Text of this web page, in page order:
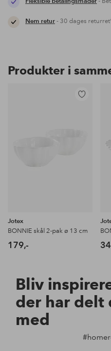
Nem retur- 30 dages
Produkter i
Jotex
BONNIE skål 2-pak ø 13 cm
179,-
Bliv
der har delt
med